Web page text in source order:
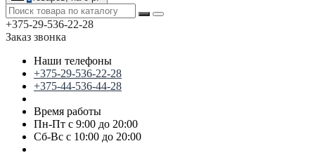
+375-29-536-22-28
Заказ звонка
Наши телефоны
+375-29-536-22-28
+375-44-536-44-28
Время работы
Пн-Пт с 9:00 до 20:00
Сб-Вс с 10:00 до 20:00